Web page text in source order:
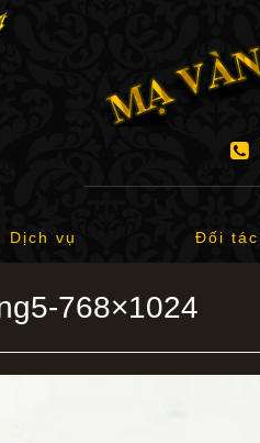
Dịch vụ Đối tác
768×1024